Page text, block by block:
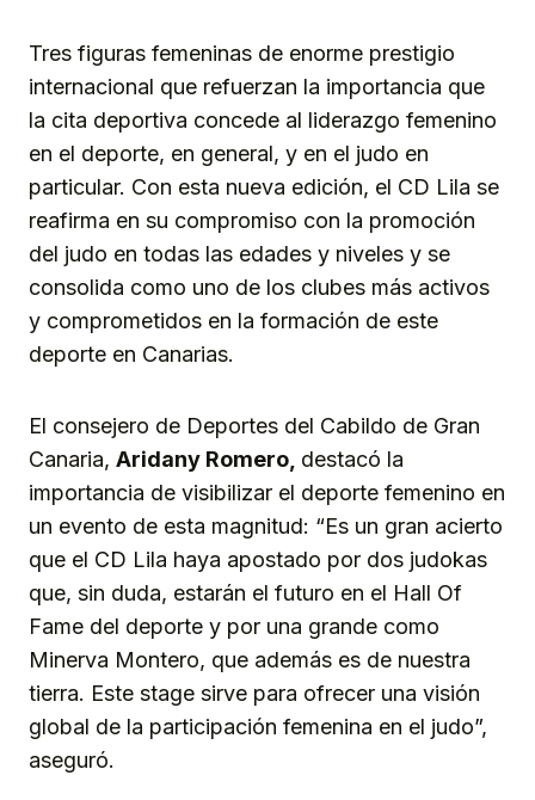
Tres figuras femeninas de enorme prestigio
internacional que refuerzan la importancia que
la cita deportiva concede al liderazgo femenino
en el deporte, en general, y en el judo en
particular. Con esta nueva edición, el CD Lila se
reafirma en su compromiso con la promoción
del judo en todas las edades y niveles y se
consolida como uno de los clubes más activos
y comprometidos en la formación de este
deporte en Canarias.
El consejero de Deportes del Cabildo de Gran
Canaria, Aridany Romero, destacó la
importancia de visibilizar el deporte femenino en
un evento de esta magnitud: “Es un gran acierto
que el CD Lila haya apostado por dos judokas
que, sin duda, estarán el futuro en el Hall Of
Fame del deporte y por una grande como
Minerva Montero, que además es de nuestra
tierra. Este stage sirve para ofrecer una visión
global de la participación femenina en el judo”,
aseguró.